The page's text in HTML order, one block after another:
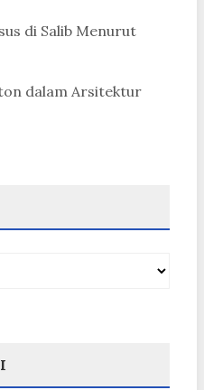
di Salib Menurut
dalam Arsitektur